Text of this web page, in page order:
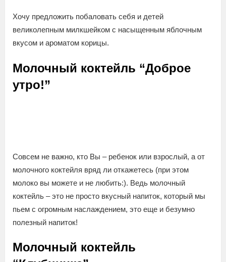
Хочу предложить побаловать себя и детей
великолепным милкшейком с насыщенным яблочным
вкусом и ароматом корицы.
Молочный коктейль “Доброе
утро!”
Совсем не важно, кто Вы – ребенок или взрослый, а от
молочного коктейля вряд ли откажетесь (при этом
молоко вы можете и не любить:). Ведь молочный
коктейль – это не просто вкусный напиток, который мы
пьем с огромным наслаждением, это еще и безумно
полезный напиток!
Молочный коктейль